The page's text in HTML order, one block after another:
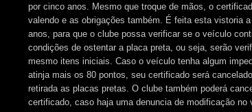
por cinco anos. Mesmo que troque de mãos, o
valendo e as obrigações também. É feita esta vistoria
anos, para que o clube possa verificar se o veículo
condições de ostentar a placa preta, ou seja, serão
mesmo itens iniciais. Caso o veículo tenha algum
atinja mais os 80 pontos, seu certificado será
retirada as placas pretas. O clube também poderá
certificado, caso haja uma denuncia de modificação no